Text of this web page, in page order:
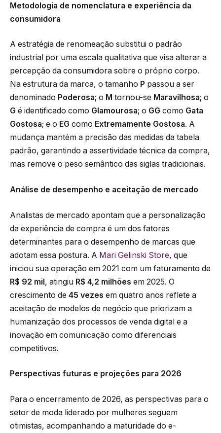
Metodologia de nomenclatura e experiência da
consumidora
A estratégia de renomeação substitui o padrão
industrial por uma escala qualitativa que visa alterar a
percepção da consumidora sobre o próprio corpo.
Na estrutura da marca, o tamanho P passou a ser
denominado Poderosa; o M tornou-se Maravilhosa; o
G é identificado como Glamourosa; o GG como Gata
Gostosa; e o EG como Extremamente Gostosa. A
mudança mantém a precisão das medidas da tabela
padrão, garantindo a assertividade técnica da compra,
mas remove o peso semântico das siglas tradicionais.
Análise de desempenho e aceitação de mercado
Analistas de mercado apontam que a personalização
da experiência de compra é um dos fatores
determinantes para o desempenho de marcas que
adotam essa postura. A Mari Gelinski Store, que
iniciou sua operação em 2021 com um faturamento de
R$ 92 mil, atingiu R$ 4,2 milhões em 2025. O
crescimento de 45 vezes em quatro anos reflete a
aceitação de modelos de negócio que priorizam a
humanização dos processos de venda digital e a
inovação em comunicação como diferenciais
competitivos.
Perspectivas futuras e projeções para 2026
Para o encerramento de 2026, as perspectivas para o
setor de moda liderado por mulheres seguem
otimistas, acompanhando a maturidade do e-